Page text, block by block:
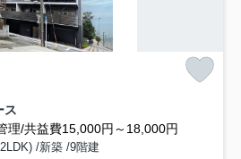
ス
理/共益費15,000円～18,000円
/新築 /9階建